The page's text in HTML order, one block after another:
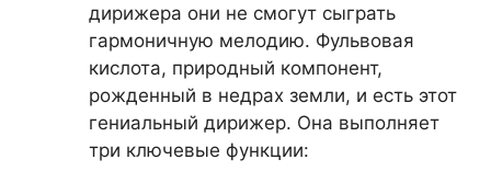
дирижера они не смогут сыграть
гармоничную мелодию. Фульвовая
кислота, природный компонент,
рожденный в недрах земли, и есть этот
гениальный дирижер. Она выполняет
три ключевые функции: